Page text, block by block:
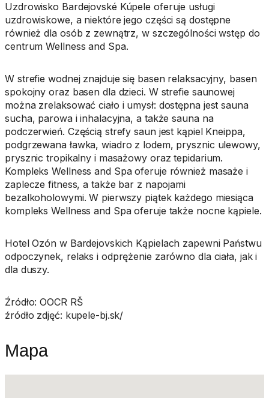
Uzdrowisko Bardejovské Kúpele oferuje usługi
uzdrowiskowe, a niektóre jego części są dostępne
również dla osób z zewnątrz, w szczególności wstęp do
centrum Wellness and Spa.
W strefie wodnej znajduje się basen relaksacyjny, basen
spokojny oraz basen dla dzieci. W strefie saunowej
można zrelaksować ciało i umysł: dostępna jest sauna
sucha, parowa i inhalacyjna, a także sauna na
podczerwień. Częścią strefy saun jest kąpiel Kneippa,
podgrzewana ławka, wiadro z lodem, prysznic ulewowy,
prysznic tropikalny i masażowy oraz tepidarium.
Kompleks Wellness and Spa oferuje również masaże i
zaplecze fitness, a także bar z napojami
bezalkoholowymi. W pierwszy piątek każdego miesiąca
kompleks Wellness and Spa oferuje także nocne kąpiele.
Hotel Ozón w Bardejovskich Kąpielach zapewni Państwu
odpoczynek, relaks i odprężenie zarówno dla ciała, jak i
dla duszy.
Źródło: OOCR RŠ
źródło zdjęć: kupele-bj.sk/
Mapa